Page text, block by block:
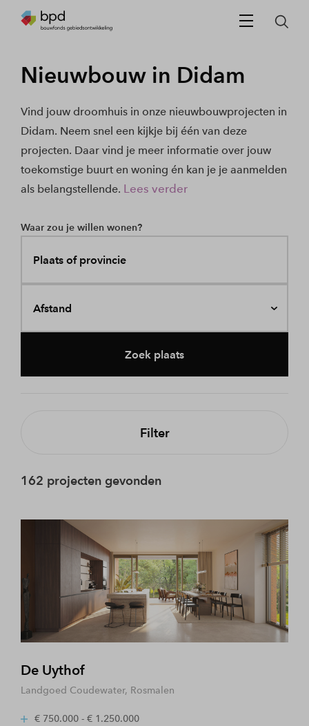
Nieuwbouw in Didam
Vind jouw droomhuis in onze nieuwbouwprojecten in
Didam. Neem snel een kijkje bij één van deze
projecten. Daar vind je meer informatie over jouw
toekomstige buurt en woning én kan je je aanmelden
als belangstellende. Lees verder
Waar zou je willen wonen?
Plaats of provincie
Afstand
Zoek plaats
Filter
162 projecten gevonden
De Uythof
Landgoed Coudewater, Rosmalen
€ 750.000 - € 1.250.000